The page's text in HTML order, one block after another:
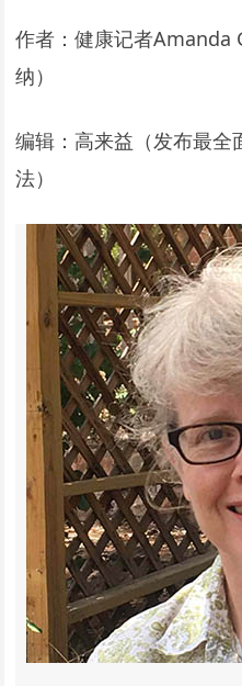
作者：健康记者Amanda
纳）
编辑：高来益（发布最全
法）